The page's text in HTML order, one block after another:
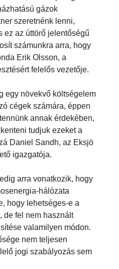
gázok
szeretnénk lenni,
ez az úttörő jelentőségű
számunkra arra, hogy
Erik Olsson, a
felelős vezetője.
egy növekvő költségelem
cégek számára, éppen
annak érdekében,
tudjuk ezeket a
Daniel Sandh, az Eksjö
igazgatója.
arra vonatkozik, hogy
hálózata
hogy lehetséges-e a
de fel nem használt
valamilyen módon.
nem teljesen
jogi szabályozás sem